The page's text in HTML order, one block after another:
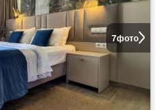
7фото